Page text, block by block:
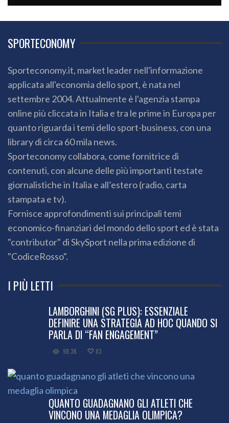
SPORTECONOMY
Sporteconomy.it, market leader nell'informazione
applicata all'economia dello sport, è nata nel
settembre 2004. Attualmente è l'agenzia stampa
online più cliccata in Italia e tra le prime in Europa per
quanto riguarda i temi dello sport-business, con una
library di circa 60 mila news.
Sporteconomy collabora, come fornitrice di
contenuti, con alcune delle più importanti testate
giornalistiche in Italia e all’estero (radio, carta
stampata e tv).
Fornisce approfondimenti sui principali temi
economico-finanziari del mondo dello sport ed è stata
"contributor" di SkySport nella prima edizione di
"CodiceRosso".
I PIÙ LETTI
LAMBORGHINI (SG PLUS): ESSENZIALE
DEFINIRE UNA STRATEGIA AD HOC QUANDO SI
PARLA DI “FAN ENGAGEMENT”
98.3K 83
QUANTO GUADAGNANO GLI ATLETI CHE
VINCONO UNA MEDAGLIA OLIMPICA?